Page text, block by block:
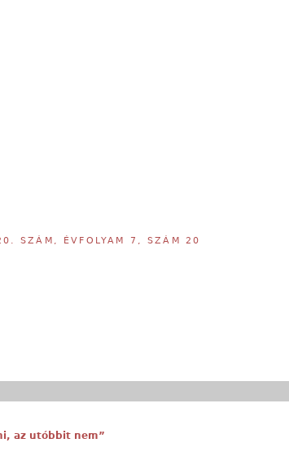
SZÁM, ÉVFOLYAM 7, SZÁM 20
az utóbbit nem”